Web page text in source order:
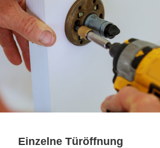
Einzelne Türöffnung